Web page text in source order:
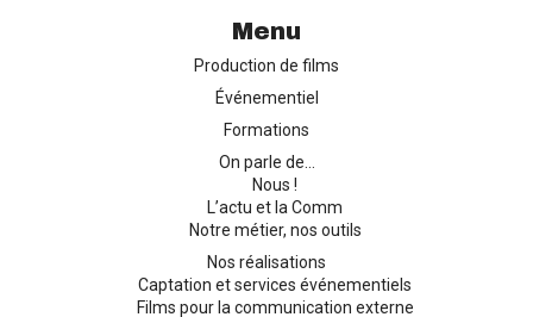
Formation
Menu
Production de films
Événementiel
Formations
On parle de…
Nous !
L’actu et la Comm
Notre métier, nos outils
Nos réalisations
Captation et services événementiels
Films pour la communication externe